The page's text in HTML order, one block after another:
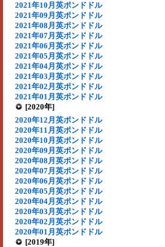
2021年10月英ポンドドル
2021年09月英ポンドドル
2021年08月英ポンドドル
2021年07月英ポンドドル
2021年06月英ポンドドル
2021年05月英ポンドドル
2021年04月英ポンドドル
2021年03月英ポンドドル
2021年02月英ポンドドル
2021年01月英ポンドドル
[2020年]
2020年12月英ポンドドル
2020年11月英ポンドドル
2020年10月英ポンドドル
2020年09月英ポンドドル
2020年08月英ポンドドル
2020年07月英ポンドドル
2020年06月英ポンドドル
2020年05月英ポンドドル
2020年04月英ポンドドル
2020年03月英ポンドドル
2020年02月英ポンドドル
2020年01月英ポンドドル
[2019年]